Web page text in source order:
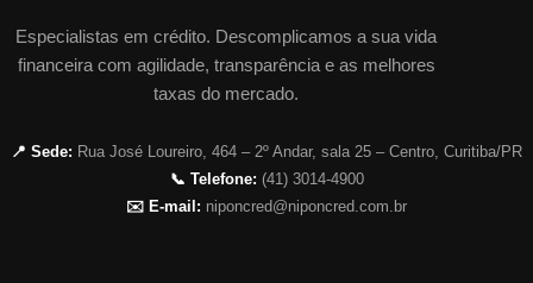
Especialistas em crédito. Descomplicamos a sua vida
financeira com agilidade, transparência e as melhores
taxas do mercado.
📍 Sede: Rua José Loureiro, 464 – 2º Andar, sala 25 – Centro, Curitiba/PR
📞 Telefone: (41) 3014-4900
✉️ E-mail: niponcred@niponcred.com.br